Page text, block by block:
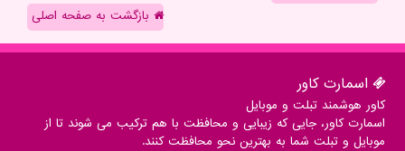
بازگشت به صفحه اصلی
اسمارت كاور
کاور هوشمند تبلت و موبایل
اسمارت کاور، جایی که زیبایی و محافظت با هم ترکیب می شوند تا از
موبایل و تبلت شما به بهترین نحو محافظت کنند.